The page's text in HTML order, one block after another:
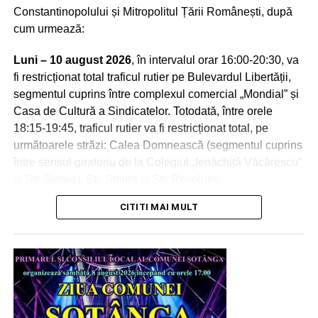
încreştineze populațiile de la Nord de Dunăre.
RECLAMA
Constantinopolului și Mitropolitul Țării Românești, după
cum urmează:
Luni – 10 august 2026, în intervalul orar 16:00-20:30, va
fi restricționat total traficul rutier pe Bulevardul Libertății,
segmentul cuprins între complexul comercial „Mondial” și
Casa de Cultură a Sindicatelor. Totodată, între orele
18:15-19:45, traficul rutier va fi restricționat total, pe
următoarele străzi: Calea Domnească (segmentul cuprins
între sensul giratoriu de la Colegiul „Ienăchiță Văcărescu”
Marți – 11 august 2026, între orele 06:00-13:00,
De asemenea, nu vor putea fi parcate autoturismele pe
Bulevardul Libertății (segmentul cuprins între complexul
comercial „Mondial” și Casa Sindicatelor), începând cu
ziua de luni, 10 august 2026, ora 15:00, până marți, 11
CITITI MAI MULT